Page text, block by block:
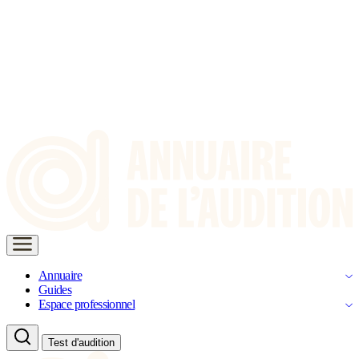
Annuaire
Guides
Espace professionnel
Test d'audition